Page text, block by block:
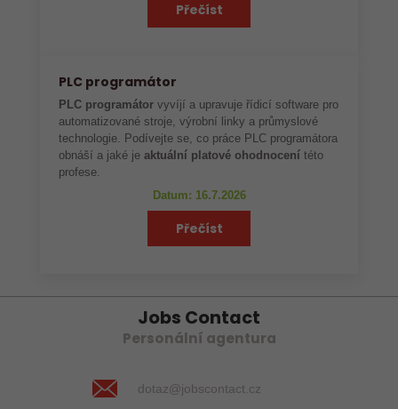
Přečíst
PLC programátor
PLC programátor vyvíjí a upravuje řídicí software pro
automatizované stroje, výrobní linky a průmyslové
technologie. Podívejte se, co práce PLC programátora
obnáší a jaké je aktuální platové ohodnocení této
profese.
Datum: 16.7.2026
Přečíst
Jobs Contact
Personální agentura
dotaz@jobscontact.cz